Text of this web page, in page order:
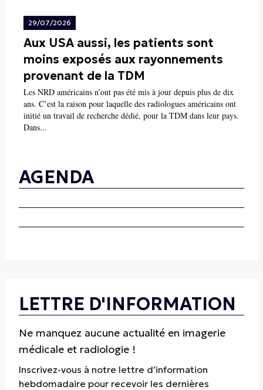
29/07/2026
Aux USA aussi, les patients sont
moins exposés aux rayonnements
provenant de la TDM
Les NRD américains n’ont pas été mis à jour depuis plus de dix
ans. C’est la raison pour laquelle des radiologues américains ont
initié un travail de recherche dédié, pour la TDM dans leur pays.
Dans...
AGENDA
LETTRE D'INFORMATION
Ne manquez aucune actualité en imagerie
médicale et radiologie !
Inscrivez-vous à notre lettre d’information
hebdomadaire pour recevoir les dernières